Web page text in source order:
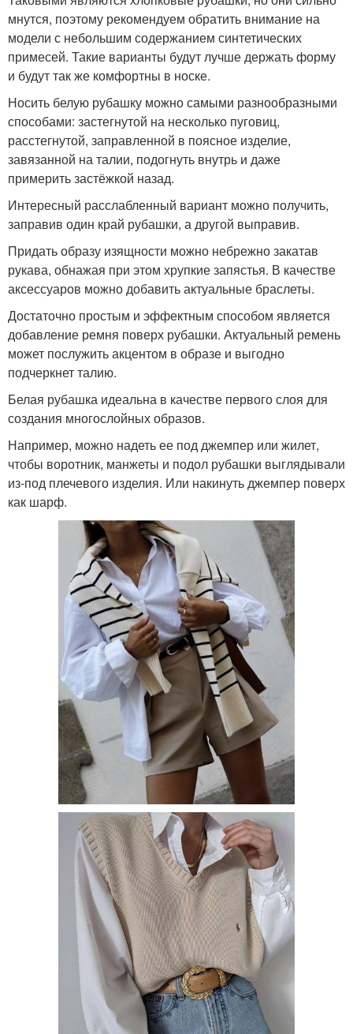
мнутся, поэтому рекомендуем обратить внимание на
модели с небольшим содержанием синтетических
примесей. Такие варианты будут лучше держать форму
и будут так же комфортны в носке.
Носить белую рубашку можно самыми разнообразными
способами: застегнутой на несколько пуговиц,
расстегнутой, заправленной в поясное изделие,
завязанной на талии, подогнуть внутрь и даже
примерить застёжкой назад.
Интересный расслабленный вариант можно получить,
заправив один край рубашки, а другой выправив.
Придать образу изящности можно небрежно закатав
рукава, обнажая при этом хрупкие запястья. В качестве
аксессуаров можно добавить актуальные браслеты.
Достаточно простым и эффектным способом является
добавление ремня поверх рубашки. Актуальный ремень
может послужить акцентом в образе и выгодно
подчеркнет талию.
Белая рубашка идеальна в качестве первого слоя для
создания многослойных образов.
Например, можно надеть ее под джемпер или жилет,
чтобы воротник, манжеты и подол рубашки выглядывали
из-под плечевого изделия. Или накинуть джемпер поверх
как шарф.